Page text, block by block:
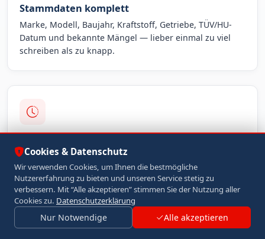
Stammdaten komplett
Marke, Modell, Baujahr, Kraftstoff, Getriebe, TÜV/HU-
Datum und bekannte Mängel — lieber einmal zu viel
schreiben als zu knapp.
Ehrliche Lagebeschreibung
Unfall-, Reparatur- oder Motorschaden offen nennen.
Wir kaufen auch mit Defekten — Überraschungen beim
Termin helfen niemandem.
Cookies & Datenschutz
Wir verwenden Cookies, um Ihnen die bestmögliche
Nutzererfahrung zu bieten und unseren Service stetig zu
verbessern. Mit “Alle akzeptieren” stimmen Sie der Nutzung aller
Cookies zu. Datenschutzerklärung
Nur Notwendige Alle akzeptieren